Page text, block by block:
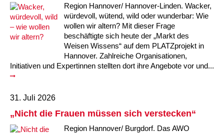
Kindertagesstätte Rosenbergstraße
Krippe Schleswiger Straße
Kindertagesstätte Schneiderberg
Kindertagesstätte Tresckowstraße
Kindertagesstätte Langes Feld “Deisterspatzen”
Kindertagesstätte Levester Straße
Offene Sprach-Sprechstunde
Kindertagesstätte Moorlilienweg /
Familienzentrum
Kindertagesstätte Petermannstraße /
Familienzentrum
Region Hannover/ Hannover-Linden. Wacker,
würdevoll, wütend, wild oder wunderbar: Wie
wollen wir altern? Mit dieser Frage
beschäftigte sich heute der „Markt des
Weisen Wissens“ auf dem PLATZprojekt in
Hannover. Zahlreiche Organisationen,
Initiativen und Expertinnen stellten dort ihre Angebote vor und...
31. Juli 2026
„Nicht die Frauen müssen sich verstecken“
Region Hannover/ Burgdorf. Das AWO